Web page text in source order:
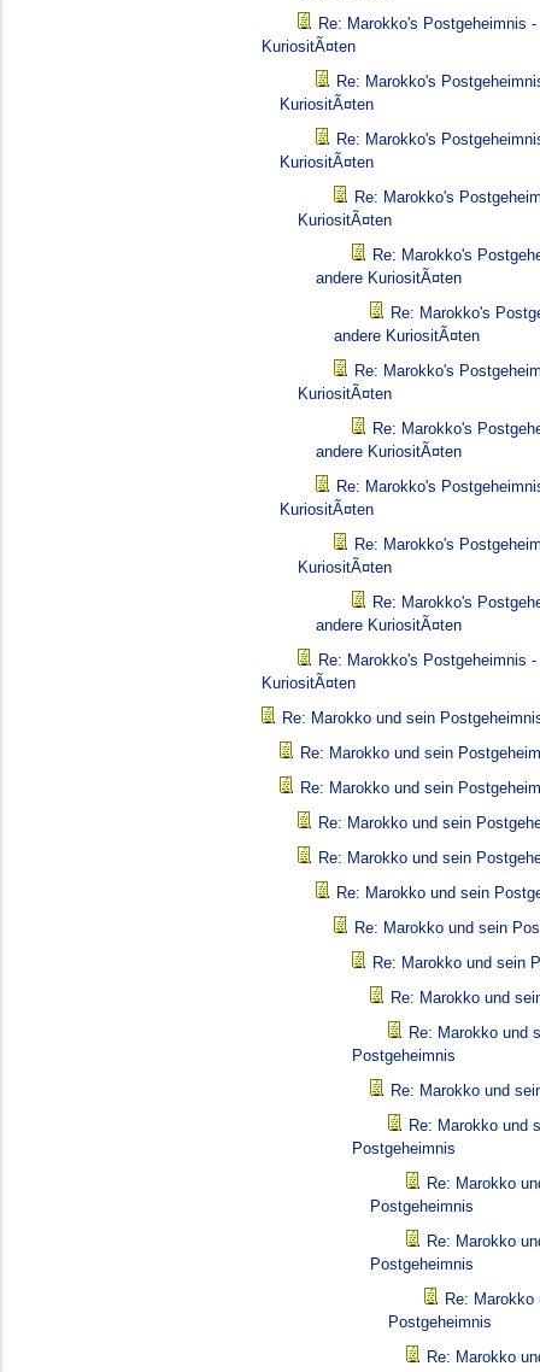
Re: Marokko's Postgeheimnis -
KuriositÃ¤ten
Re: Marokko's
KuriositÃ¤ten
Re: Marokko's
KuriositÃ¤ten
Re: Marokko's
KuriositÃ¤ten
Re: Marokko's
andere KuriositÃ¤ten
Re: Marokko's
andere KuriositÃ¤ten
Re: Marokko's
KuriositÃ¤ten
Re: Marokko's
andere KuriositÃ¤ten
Re: Marokko's
KuriositÃ¤ten
Re: Marokko's
KuriositÃ¤ten
Re: Marokko's
andere KuriositÃ¤ten
Re: Marokko's Postgeheimnis -
KuriositÃ¤ten
Re: Marokko und sein
Re: Marokko und sein
Re: Marokko und sein
Re: Marokko und sein
Re: Marokko und sein
Re: Marokko und sein
Re: Marokko und sein
Re: Marokko und sein
Re: Marokko und
Re: Marokko und
Postgeheimnis
Re: Marokko und
Re: Marokko und
Postgeheimnis
Re: Marokko
Postgeheimnis
Re: Marokko
Postgeheimnis
Re: Marokko
Postgeheimnis
Re: Marokko